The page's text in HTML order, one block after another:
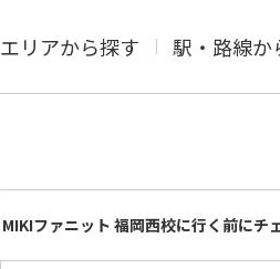
エリアから探す 駅・路線か
MIKIファニット 福岡西校に行く前にチ